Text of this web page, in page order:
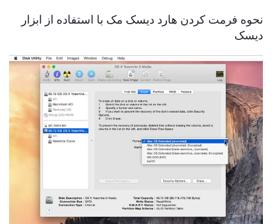
نحوه فرمت کردن هارد دیسک مک با استفاده از ابزار
دیسک